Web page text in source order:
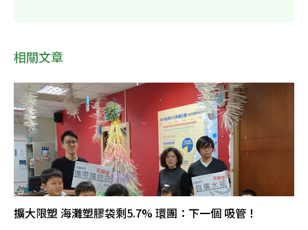
相關文章
擴大限塑 海灘塑膠袋剩5.7% 環團：下一個 吸管！